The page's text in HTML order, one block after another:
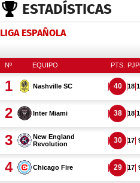
ESTADÍSTICAS
LIGA ESPAÑOLA